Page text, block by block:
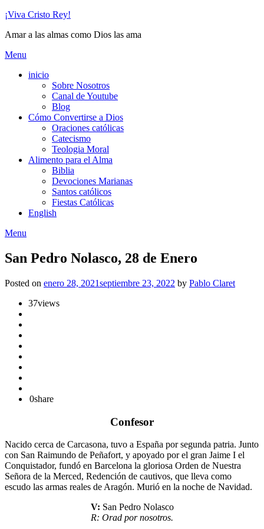
Skip
content
¡Viva Cristo Rey!
Amar a las almas como Dios las ama
Menu
inicio
Sobre Nosotros
Canal de Youtube
Blog
Cómo Convertirse a Dios
Oraciones católicas
Catecismo
Teologia Moral
Alimento para el Alma
Biblia
Devociones Marianas
Santos católicos
Fiestas Católicas
English
Menu
San Pedro Nolasco, 28 de Enero
Posted on enero 28, 2021septiembre 23, 2022 by Pablo Claret
37views
0share
Confesor
Nacido cerca de Carcasona, tuvo a España por segunda patria. Junto
con San Raimundo de Peñafort, y apoyado por el gran Jaime I el
Conquistador, fundó en Barcelona la gloriosa Orden de Nuestra
Señora de la Merced, Redención de cautivos, que lleva como
escudo las armas reales de Aragón. Murió en la noche de Navidad.
V: San Pedro Nolasco
R: Orad por nosotros.